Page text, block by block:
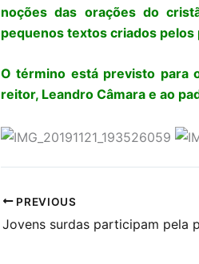
noções das orações do
pequenos textos criados
O término está previsto para
reitor, Leandro Câmara e ao
PREVIOUS